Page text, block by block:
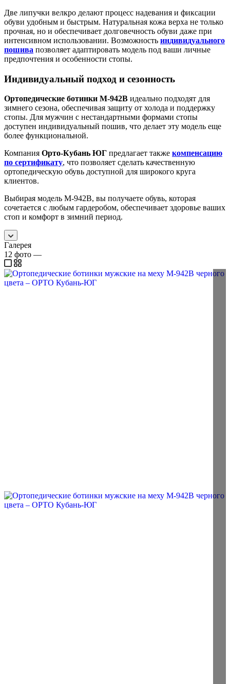
Две липучки велкро делают процесс надевания и фиксации
обуви удобным и быстрым. Натуральная кожа верха не только
прочная, но и обеспечивает долговечность обуви даже при
интенсивном использовании. Возможность индивидуального
пошива позволяет адаптировать модель под ваши личные
предпочтения и особенности стопы.
Индивидуальный подход и сезонность
Ортопедические ботинки М-942В идеально подходят для
зимнего сезона, обеспечивая защиту от холода и поддержку
стопы. Для мужчин с нестандартными формами стопы
доступен индивидуальный пошив, что делает эту модель еще
более функциональной.
Компания Орто-Кубань ЮГ предлагает также компенсацию
по сертификату, что позволяет сделать качественную
ортопедическую обувь доступной для широкого круга
клиентов.
Выбирая модель М-942В, вы получаете обувь, которая
сочетается с любым гардеробом, обеспечивает здоровье ваших
стоп и комфорт в зимний период.
Галерея
12 фото —